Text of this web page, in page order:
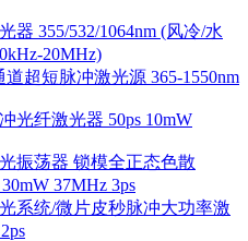
器 355/532/1064nm (风冷/水
20MHz)
超短脉冲激光源 365-1550nm
光纤激光器 50ps 10mW
振荡器 锁模全正态色散
37MHz 3ps
系统/微片皮秒脉冲大功率激